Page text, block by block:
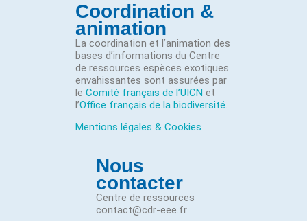
Coordination &
animation
La coordination et l’animation des
bases d’informations du Centre
de ressources espèces exotiques
envahissantes sont assurées par
le Comité français de l’UICN et
l’Office français de la biodiversité.
Mentions légales & Cookies
Nous
contacter
Centre de ressources
contact@cdr-eee.fr